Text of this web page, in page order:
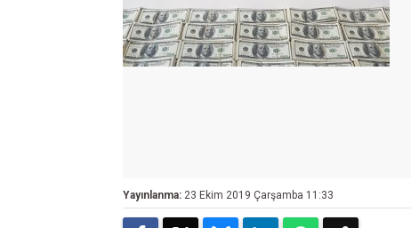
Yayınlanma: 23 Ekim 2019 Çarşamba 11:33